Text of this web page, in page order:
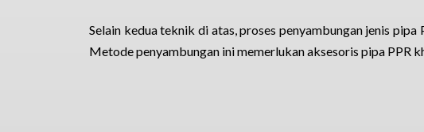
Selain kedua teknik di atas, proses penyambungan jenis
Metode penyambungan ini memerlukan aksesoris pipa PPR